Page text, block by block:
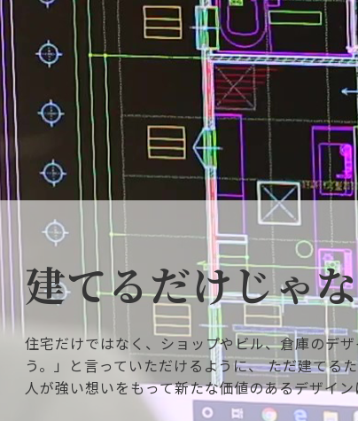
建てるだけじゃ
住宅だけではなく、ショップやビル、倉庫のデ
う。」と言っていただけるように、 ただ建てる
人が強い想いをもって新たな価値のあるデザイ